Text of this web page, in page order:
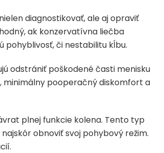
diagnostikovať, ale aj opraviť
ak konzervatívna liečba
pohyblivosť, či nestabilitu kĺbu.
odstrániť poškodené časti menisku
minimálny pooperačný diskomfort a
plnej funkcie kolena. Tento typ
obnoviť svoj pohybový režim.